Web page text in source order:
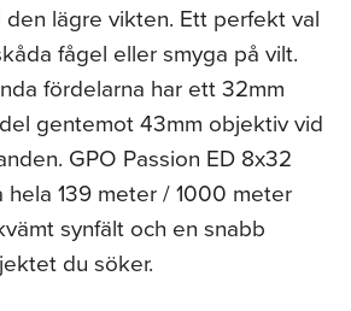
den lägre vikten. Ett perfekt val
fågel eller smyga på vilt.
fördelarna har ett 32mm
gentemot 43mm objektiv vid
GPO Passion ED 8x32
139 meter / 1000 meter
synfält och en snabb
du söker.